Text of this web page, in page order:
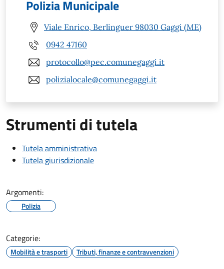
Polizia Municipale
Viale Enrico, Berlinguer 98030 Gaggi (ME)
0942 47160
protocollo@pec.comunegaggi.it
polizialocale@comunegaggi.it
Strumenti di tutela
Tutela amministrativa
Tutela giurisdizionale
Argomenti:
Polizia
Categorie:
Mobilità e trasporti Tributi, finanze e contravvenzioni